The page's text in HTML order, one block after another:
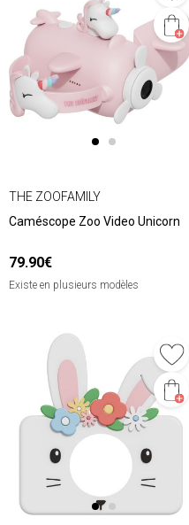
THE ZOOFAMILY
Caméscope Zoo Video Unicorn
79.90€
Existe en plusieurs modèles